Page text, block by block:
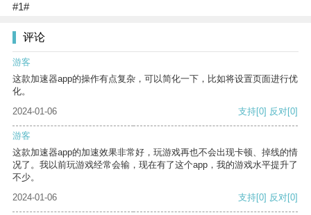
#1#
评论
游客
这款加速器app的操作有点复杂，可以简化一下，比如将设置页面进行优
化。
2024-01-06
支持[0] 反对[0]
游客
这款加速器app的加速效果非常好，玩游戏再也不会出现卡顿、掉线的情
况了。我以前玩游戏经常会输，现在有了这个app，我的游戏水平提升了
不少。
2024-01-06
支持[0] 反对[0]